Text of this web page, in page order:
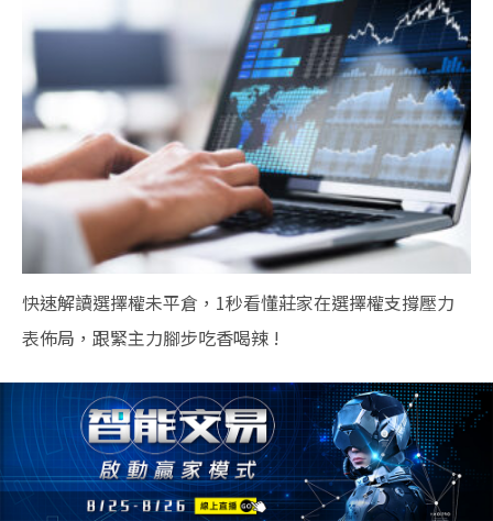
快速解讀選擇權未平倉，1秒看懂莊家在選擇權支撐壓力
表佈局，跟緊主力腳步吃香喝辣 !